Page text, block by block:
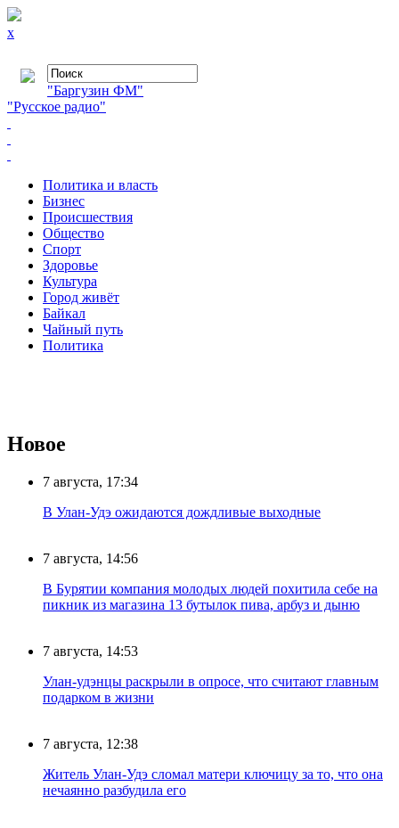
x
"Баргузин ФМ"
"Русское радио"
Политика и власть
Бизнес
Происшествия
Общество
Cпорт
Здоровье
Культура
Город живёт
Байкал
Чайный путь
Политика
Новое
7 августа, 17:34
В Улан-Удэ ожидаются дождливые выходные
7 августа, 14:56
В Бурятии компания молодых людей похитила себе на
пикник из магазина 13 бутылок пива, арбуз и дыню
7 августа, 14:53
Улан-удэнцы раскрыли в опросе, что считают главным
подарком в жизни
7 августа, 12:38
Житель Улан-Удэ сломал матери ключицу за то, что она
нечаянно разбудила его